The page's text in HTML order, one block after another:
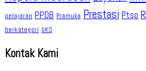
pelajaran PPDB Pramuka Prestasi Ptsp
berkategori UKS
Kontak Kami